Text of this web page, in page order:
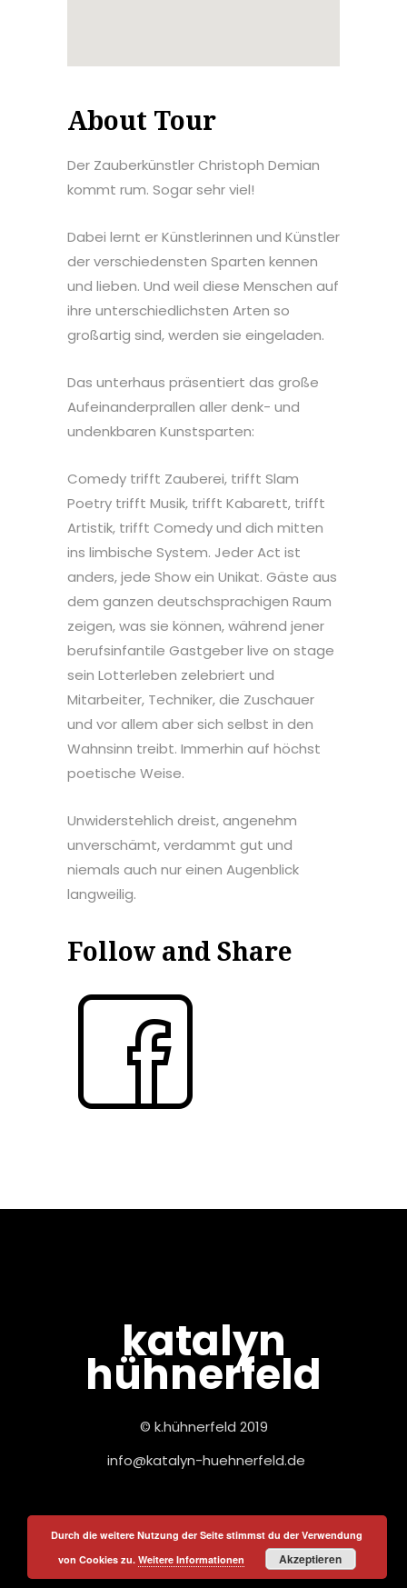
About Tour
Der Zauberkünstler Christoph Demian
kommt rum. Sogar sehr viel!
Dabei lernt er Künstlerinnen und Künstler
der verschiedensten Sparten kennen
und lieben. Und weil diese Menschen auf
ihre unterschiedlichsten Arten so
großartig sind, werden sie eingeladen.
Das unterhaus präsentiert das große
Aufeinanderprallen aller denk- und
undenkbaren Kunstsparten:
Comedy trifft Zauberei, trifft Slam
Poetry trifft Musik, trifft Kabarett, trifft
Artistik, trifft Comedy und dich mitten
ins limbische System. Jeder Act ist
anders, jede Show ein Unikat. Gäste aus
dem ganzen deutschsprachigen Raum
zeigen, was sie können, während jener
berufsinfantile Gastgeber live on stage
sein Lotterleben zelebriert und
Mitarbeiter, Techniker, die Zuschauer
und vor allem aber sich selbst in den
Wahnsinn treibt. Immerhin auf höchst
poetische Weise.
Unwiderstehlich dreist, angenehm
unverschämt, verdammt gut und
niemals auch nur einen Augenblick
langweilig.
Follow and Share
katalyn
hühnerfeld
© k.hühnerfeld 2019
info@katalyn-huehnerfeld.de
Durch die weitere Nutzung der Seite stimmst du der Verwendung
von Cookies zu. Weitere Informationen Akzeptieren